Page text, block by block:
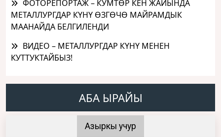
ФОТОРЕПОРТАЖ – КУМТӨР КЕН ЖАЙЫНДА
МЕТАЛЛУРГДАР КҮНҮ ӨЗГӨЧӨ МАЙРАМДЫК
МААНАЙДА БЕЛГИЛЕНДИ
ВИДЕО – МЕТАЛЛУРГДАР КҮНҮ МЕНЕН
КУТТУКТАЙБЫЗ!
АБА ЫРАЙЫ
Азыркы учур